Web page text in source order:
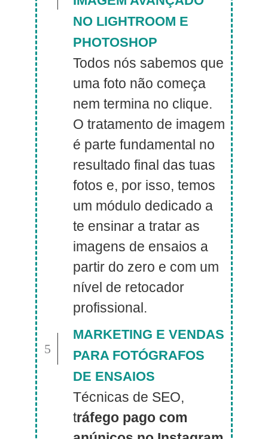
NO LIGHTROOM E
PHOTOSHOP
Todos nós sabemos que
uma foto não começa
nem termina no clique.
O tratamento de imagem
é parte fundamental no
resultado final das tuas
fotos e, por isso, temos
um módulo dedicado a
te ensinar a tratar as
imagens de ensaios a
partir do zero e com um
nível de retocador
profissional.
5
MARKETING E VENDAS
PARA FOTÓGRAFOS
DE ENSAIOS
Técnicas de SEO,
tráfego pago com